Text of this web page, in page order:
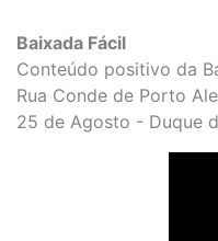
Baixada Fácil
Conteúdo positivo da
Rua Conde de Porto
25 de Agosto - Duque